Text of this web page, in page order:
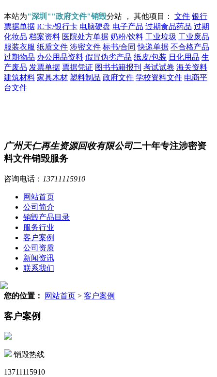
本站为"深圳""政府文件"销毁分站 ， 其他项目： 文件 银行
票据单据 IC卡/银行卡 电脑硬盘 电子产品 过期食品药品 过期
化妆品 档案资料 医院处方单据 奶粉/饮料 工业垃圾 工业废品
服装衣服 纸质文件 涉密文件 标书/合同 快递单据 不合格产品
过期物品 办公用品资料 假冒伪劣产品 纸皮/包装 日化用品 生
产废品 发票单据 票据凭证 图书书籍报刊 考试试卷 海关资料
建筑材料 家具木材 塑料制品 政府文件 学校资料文件 电商平
台文件
广州天仁再生资源回收有限公司二十年专注涉密资
料文件销毁服务
咨询电话： 13711115910
网站首页
公司简介
销毁产品目录
服务行业
客户案例
公司资质
新闻资讯
联系我们
您的位置： 网站首页 > 客户案例
客户案例
销毁热线
13711115910